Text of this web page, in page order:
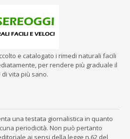
e catalogato i rimedi naturali facili
per rendere più graduale il
vita più sano.
una testata giornalistica in quanto
periodicità. Non può pertanto
ai sensi della legge n.62 del